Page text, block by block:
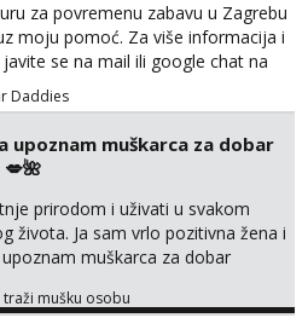
za povremenu zabavu u Zagrebu
moju pomoć. Za više informacija i
se na mail ili google chat na
Daddies
upoznam muškarca za dobar
prirodom i uživati u svakom
života. Ja sam vrlo pozitivna žena i
muškarca za dobar
i nadji me tamo, cekam te!
mušku osobu